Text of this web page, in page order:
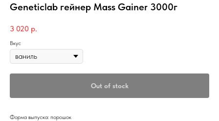
Geneticlab гейнер Mass Gainer 3000г
3 020 р.
Вкус
Out of stock
Форма выпуска: порошок